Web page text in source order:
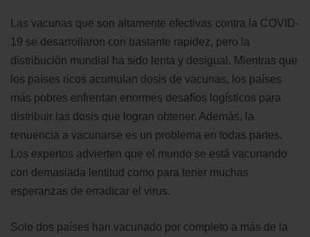
Las vacunas que son altamente efectivas contra la COVID-
19 se desarrollaron con bastante rapidez, pero la
distribución mundial ha sido lenta y desigual. Mientras que
los países ricos acumulan dosis de vacunas, los países
más pobres enfrentan enormes desafíos logísticos para
distribuir las dosis que logran obtener. Además, la
renuencia a vacunarse es un problema en todas partes.
Los expertos advierten que el mundo se está vacunando
con demasiada lentitud como para tener muchas
esperanzas de erradicar el virus.
Solo dos países han vacunado por completo a más de la